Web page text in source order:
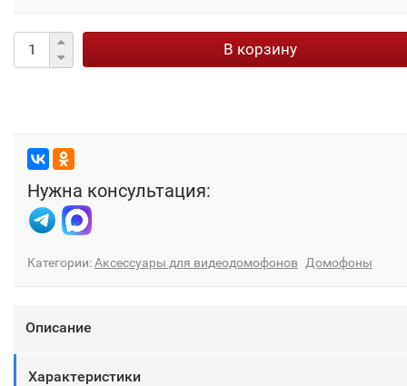
В корзину
Нужна консультация:
Категории:Аксессуары для видеодомофонов Домофоны
Описание
Характеристики